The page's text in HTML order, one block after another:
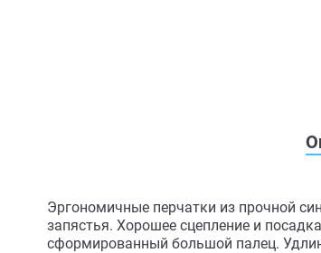
Эргономичные перчатки из прочной
запястья. Хорошее сцепление и
сформированный большой палец.